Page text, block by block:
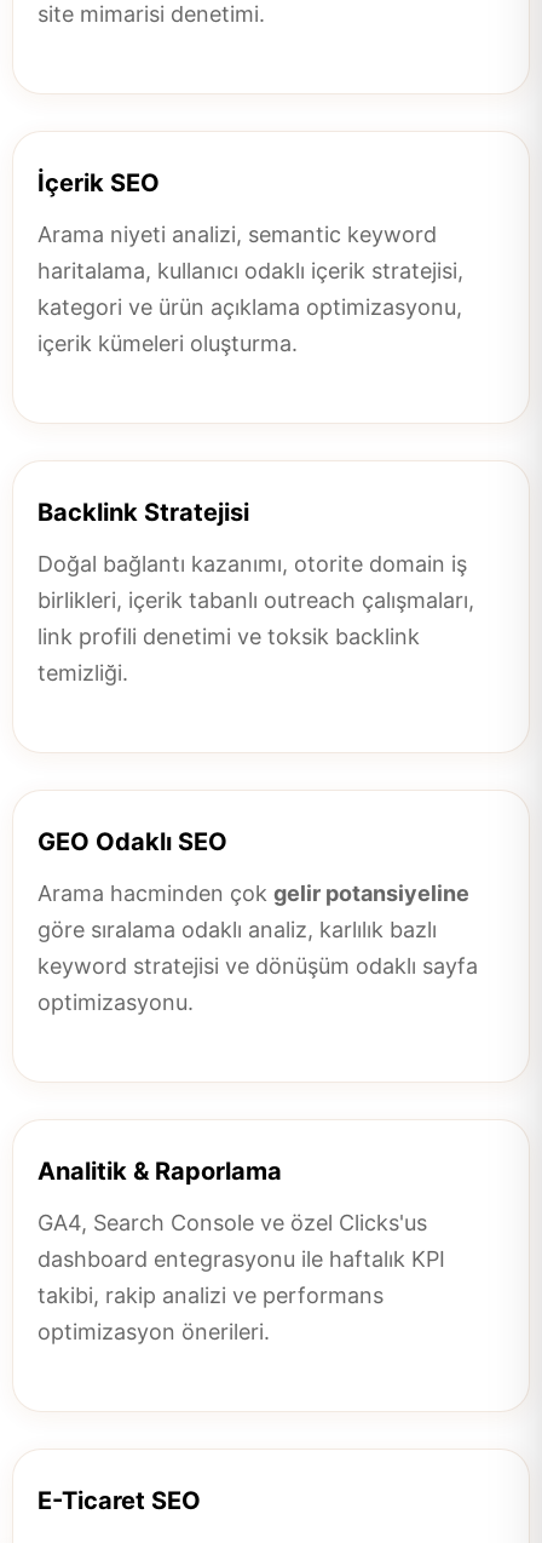
site mimarisi denetimi.
İçerik SEO
Arama niyeti analizi, semantic keyword
haritalama, kullanıcı odaklı içerik stratejisi,
kategori ve ürün açıklama optimizasyonu,
içerik kümeleri oluşturma.
Backlink Stratejisi
Doğal bağlantı kazanımı, otorite domain iş
birlikleri, içerik tabanlı outreach çalışmaları,
link profili denetimi ve toksik backlink
temizliği.
GEO Odaklı SEO
Arama hacminden çok gelir potansiyeline
göre sıralama odaklı analiz, karlılık bazlı
keyword stratejisi ve dönüşüm odaklı sayfa
optimizasyonu.
Analitik & Raporlama
GA4, Search Console ve özel Clicks'us
dashboard entegrasyonu ile haftalık KPI
takibi, rakip analizi ve performans
optimizasyon önerileri.
E-Ticaret SEO